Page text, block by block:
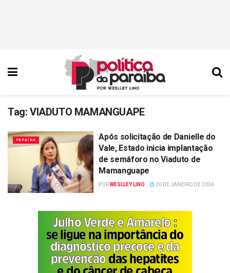
Tag: VIADUTO MAMANGUAPE
PARAÍBA
Após solicitação de Danielle do
Vale, Estado inicia implantação
de semáforo no Viaduto de
Mamanguape
PORWESLLEY LINO 30 DE JANEIRO DE 2024